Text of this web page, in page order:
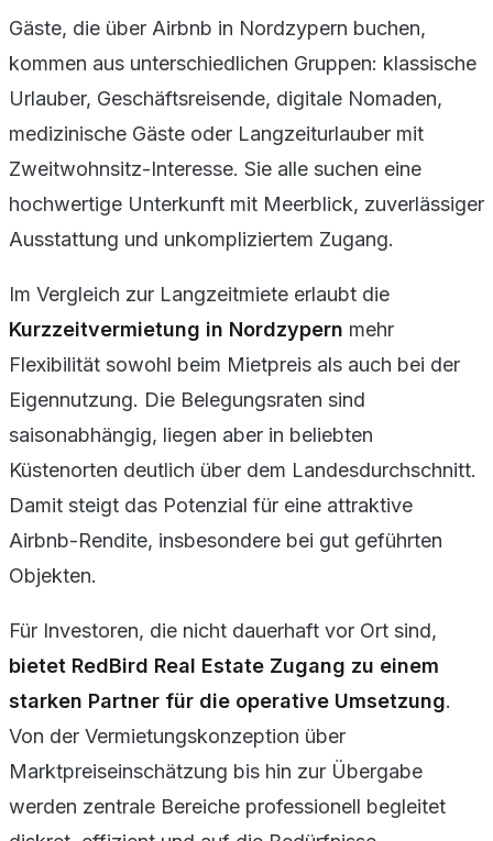
Gäste, die über Airbnb in Nordzypern buchen,
kommen aus unterschiedlichen Gruppen: klassische
Urlauber, Geschäftsreisende, digitale Nomaden,
medizinische Gäste oder Langzeiturlauber mit
Zweitwohnsitz-Interesse. Sie alle suchen eine
hochwertige Unterkunft mit Meerblick, zuverlässiger
Ausstattung und unkompliziertem Zugang.
Im Vergleich zur Langzeitmiete erlaubt die
Kurzzeitvermietung in Nordzypern mehr
Flexibilität sowohl beim Mietpreis als auch bei der
Eigennutzung. Die Belegungsraten sind
saisonabhängig, liegen aber in beliebten
Küstenorten deutlich über dem Landesdurchschnitt.
Damit steigt das Potenzial für eine attraktive
Airbnb-Rendite, insbesondere bei gut geführten
Objekten.
Für Investoren, die nicht dauerhaft vor Ort sind,
bietet RedBird Real Estate Zugang zu einem
starken Partner für die operative Umsetzung.
Von der Vermietungskonzeption über
Marktpreiseinschätzung bis hin zur Übergabe
werden zentrale Bereiche professionell begleitet